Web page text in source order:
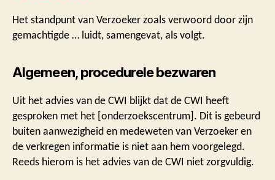
Het standpunt van Verzoeker zoals verwoord door zijn
gemachtigde … luidt, samengevat, als volgt.
Algemeen, procedurele bezwaren
Uit het advies van de CWI blijkt dat de CWI heeft
gesproken met het [onderzoekscentrum]. Dit is gebeurd
buiten aanwezigheid en medeweten van Verzoeker en
de verkregen informatie is niet aan hem voorgelegd.
Reeds hierom is het advies van de CWI niet zorgvuldig.